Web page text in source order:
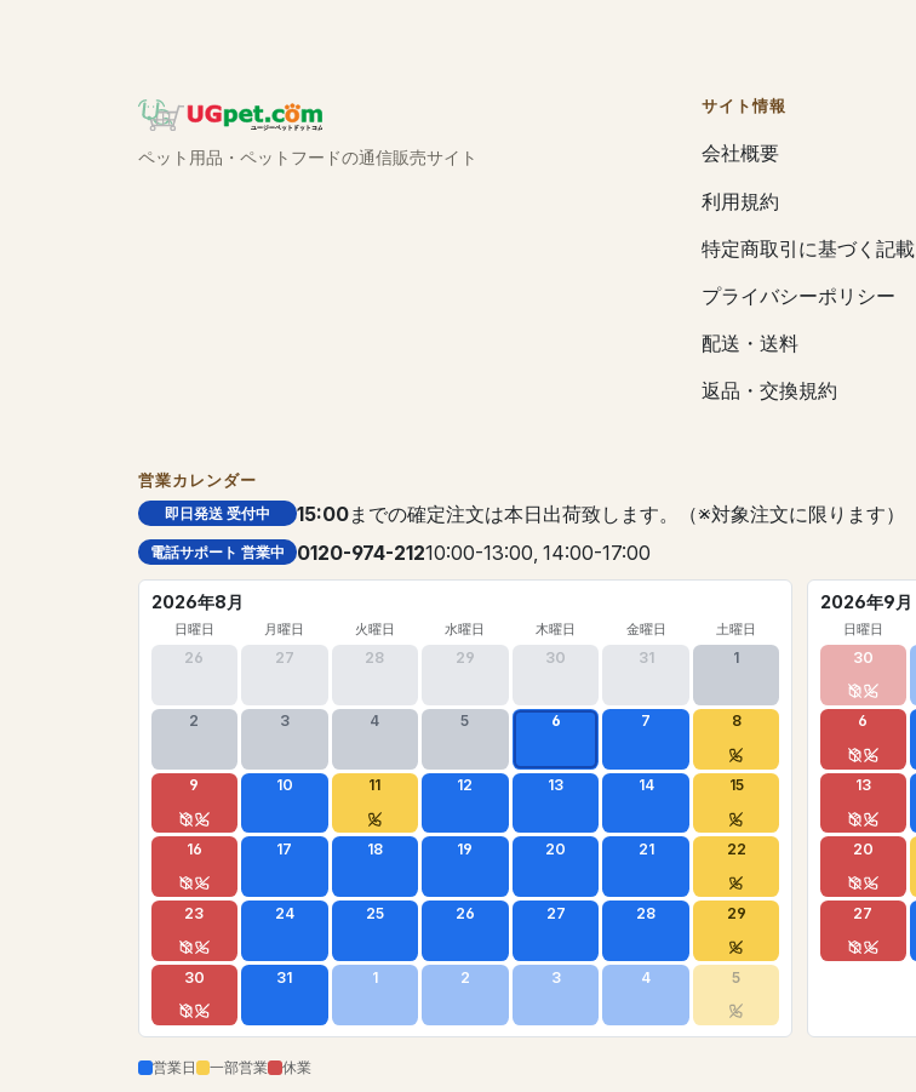
ペット用品・ペットフードの通信販売サイト
サイト情報
会社概要
利用規約
特定商取引に基づく記載
プライバシーポリシー
配送・送料
返品・交換規約
営業カレンダー
即日発送 受付中 15:00までの確定注文は本日出荷致します。（※対象注文に限ります）
電話サポート 営業中 0120-974-21210:00-13:00, 14:00-17:00
2026年8月
日曜日 月曜日 火曜日 水曜日 木曜日 金曜日 土曜日
26 27 28 29 30 31 1
2 3 4 5 6 7 8
9 10 11 12 13 14 15
16 17 18 19 20 21 22
23 24 25 26 27 28 29
30 31 1 2 3 4 5
2026年9月
日曜日
30
6
13
20
27
営業日 一部営業 休業